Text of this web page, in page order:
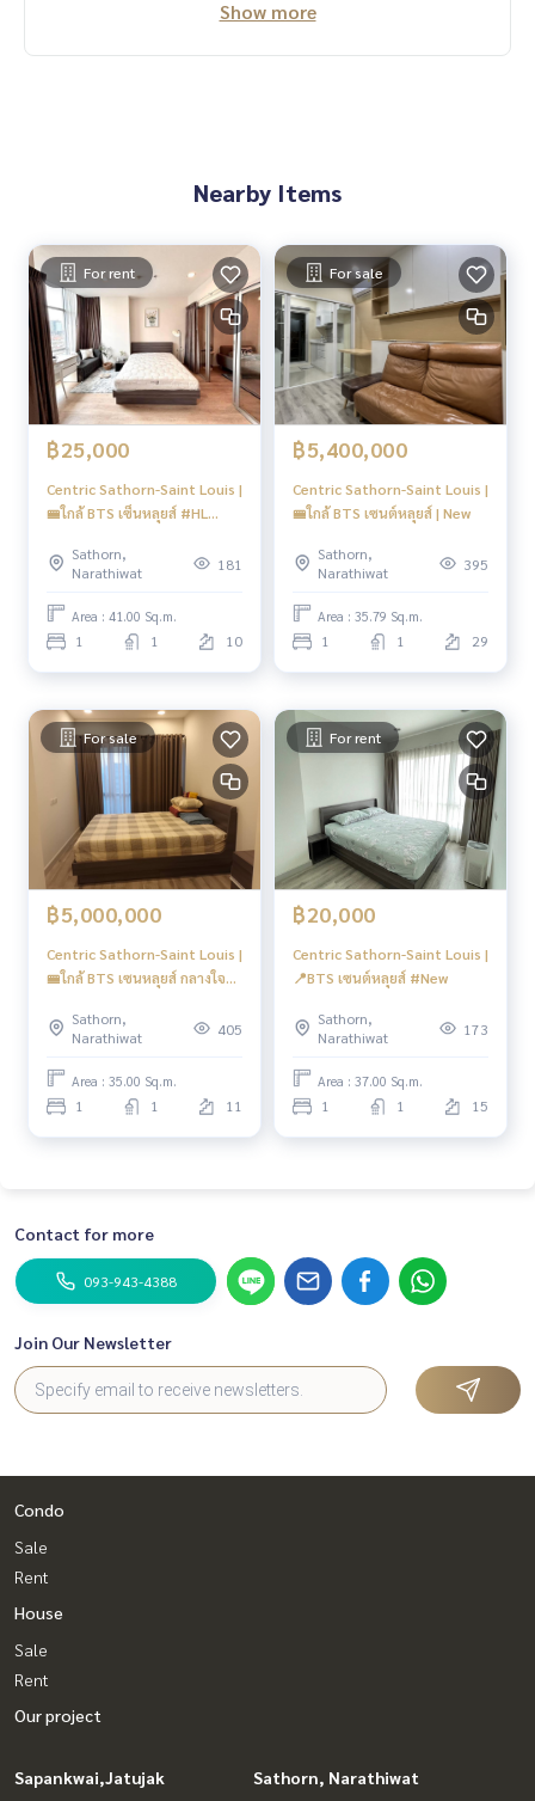
Show more
Nearby Items
For rent
฿25,000
Centric Sathorn-Saint Louis |
🚝ใกล้ BTS เซ็นหลุยส์ #HL
Sathorn,
Narathiwat
181
Area : 41.00 Sq.m.
1 1 10
For sale
฿5,400,000
Centric Sathorn-Saint Louis |
🚝ใกล้ BTS เซนต์หลุยส์ | New
Sathorn,
Narathiwat
395
Area : 35.79 Sq.m.
1 1 29
For sale
฿5,000,000
Centric Sathorn-Saint Louis |
🚝ใกล้ BTS เซนหลุยส์ กลางใจ
Sathorn,
Narathiwat
405
Area : 35.00 Sq.m.
1 1 11
For rent
฿20,000
Centric Sathorn-Saint Louis |
📍BTS เซนต์หลุยส์ #New
Sathorn,
Narathiwat
173
Area : 37.00 Sq.m.
1 1 15
Contact for more
093-943-4388
Join Our Newsletter
Condo
Sale
Rent
House
Sale
Rent
Our project
Sapankwai,Jatujak
Sathorn, Narathiwat